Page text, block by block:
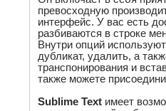
превосходную
интерфейс. У вас есть
разбиваются в строке
Внутри опций
дубликат, удалить, а
транспонирования и
также можете
Sublime Text имеет